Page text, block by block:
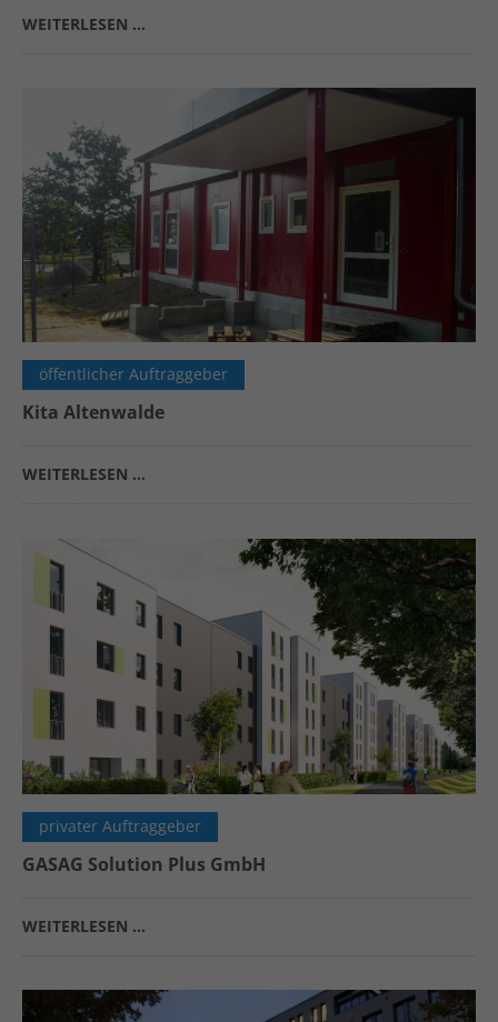
WEITERLESEN …
öffentlicher Auftraggeber
Kita Altenwalde
WEITERLESEN …
privater Auftraggeber
GASAG Solution Plus GmbH
WEITERLESEN …